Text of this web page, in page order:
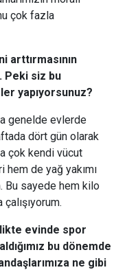
çok fazla
Peki siz bu
yapıyorsunuz?
genelde evlerde
dört gün olarak
çok kendi vücut
hem de yağ yakımı
Bu sayede hem kilo
evinde spor
bu dönemde
ne gibi